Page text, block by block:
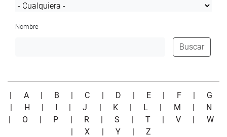
Nombre
Buscar
| A | B | C | D | E | F | G
| H | I |J | K | L | M | N
| O | P | R |S | T |V | W
|X | Y |Z